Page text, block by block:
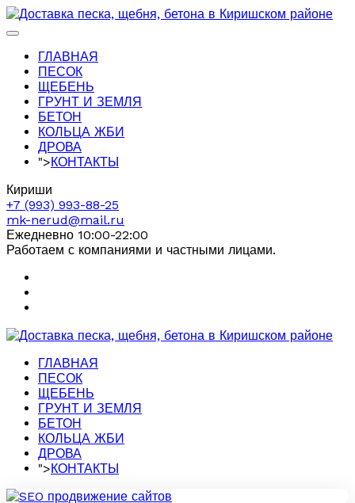
ГЛАВНАЯ
ПЕСОК
ЩЕБЕНЬ
ГРУНТ И ЗЕМЛЯ
БЕТОН
КОЛЬЦА ЖБИ
ДРОВА
">КОНТАКТЫ
Кириши
+7 (993) 993-88-25
mk-nerud@mail.ru
Ежедневно 10:00-22:00
Работаем с компаниями и частными лицами.
ГЛАВНАЯ
ПЕСОК
ЩЕБЕНЬ
ГРУНТ И ЗЕМЛЯ
БЕТОН
КОЛЬЦА ЖБИ
ДРОВА
">КОНТАКТЫ